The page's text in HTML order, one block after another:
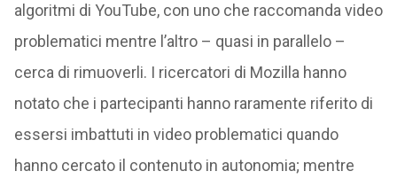
algoritmi di YouTube, con uno che raccomanda video
problematici mentre l’altro – quasi in parallelo –
cerca di rimuoverli. I ricercatori di Mozilla hanno
notato che i partecipanti hanno raramente riferito di
essersi imbattuti in video problematici quando
hanno cercato il contenuto in autonomia; mentre